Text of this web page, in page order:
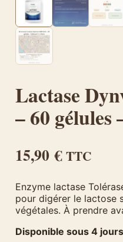
Lactase
– 60
15,90€TTC
Enzyme lactase
pour digérer le lactose
végétales. À prendre
Disponible sous 4